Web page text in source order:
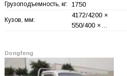
Грузоподъемность, кг: 1750
Кузов, мм:
4172/4200 ×
550/400 ×…
Dongfeng